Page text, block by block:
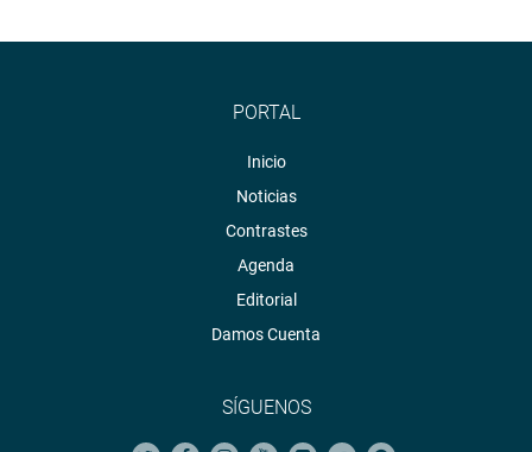
PORTAL
Inicio
Noticias
Contrastes
Agenda
Editorial
Damos Cuenta
SÍGUENOS